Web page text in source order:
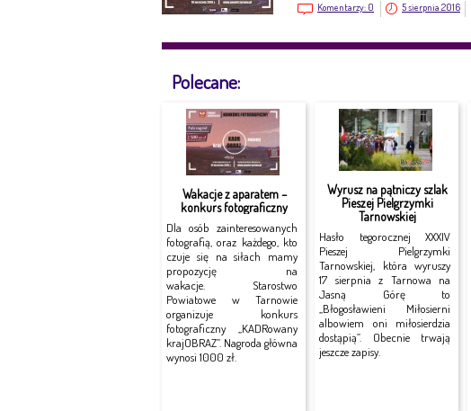
Komentarzy: 0 5 sierpnia 2016
Polecane:
Wakacje z aparatem –
konkurs fotograficzny
Dla osób zainteresowanych
fotografią, oraz każdego, kto
czuje się na siłach mamy
propozycję na
wakacje. Starostwo
Powiatowe w Tarnowie
organizuje konkurs
fotograficzny „KADRowany
krajOBRAZ”. Nagroda główna
wynosi 1000 zł.
Wyrusz na pątniczy szlak
Pieszej Pielgrzymki
Tarnowskiej
Hasło tegorocznej XXXIV
Pieszej Pielgrzymki
Tarnowskiej, która wyruszy
17 sierpnia z Tarnowa na
Jasną Górę to
„Błogosławieni Miłosierni
albowiem oni miłosierdzia
dostąpią”. Obecnie trwają
jeszcze zapisy.